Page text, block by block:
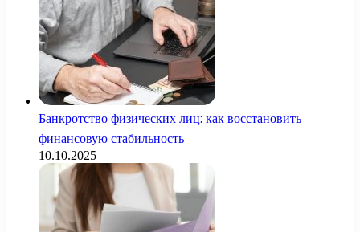
Банкротство физических лиц: как восстановить
финансовую стабильность
10.10.2025